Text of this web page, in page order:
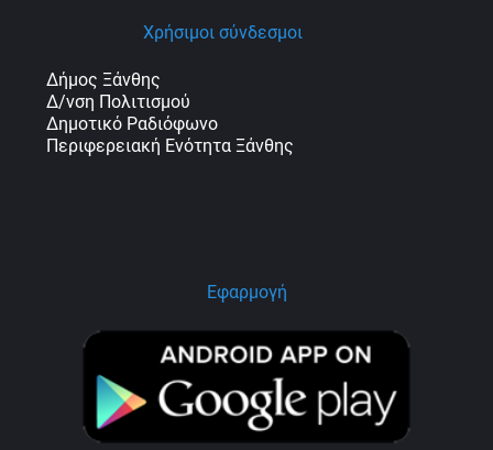
Χρήσιμοι σύνδεσμοι
Δήμος Ξάνθης
Δ/νση Πολιτισμού
Δημοτικό Ραδιόφωνο
Περιφερειακή Ενότητα Ξάνθης
Εφαρμογή